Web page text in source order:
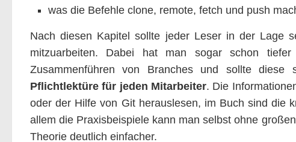
was die Befehle clone, remote, fetch und push
Nach diesen Kapitel sollte jeder Leser in der Lage
mitzuarbeiten. Dabei hat man sogar schon
Zusammenführen von Branches und sollte diese
Pflichtlektüre für jeden Mitarbeiter. Die
oder der Hilfe von Git herauslesen, im Buch sind die
allem die Praxisbeispiele kann man selbst ohne
Theorie deutlich einfacher.